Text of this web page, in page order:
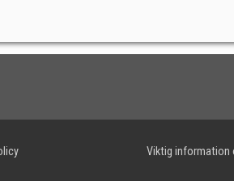
Viktig information